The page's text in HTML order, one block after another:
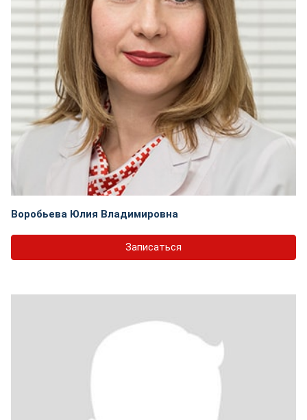
Воробьева Юлия Владимировна
Записаться